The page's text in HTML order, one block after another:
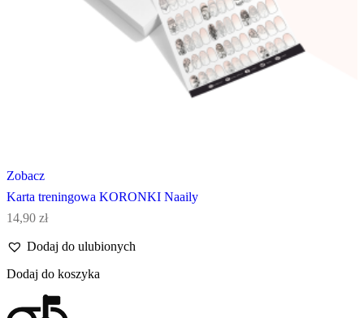
Zobacz
Karta treningowa KORONKI Naaily
14,90 zł
Dodaj do ulubionych
Dodaj do koszyka